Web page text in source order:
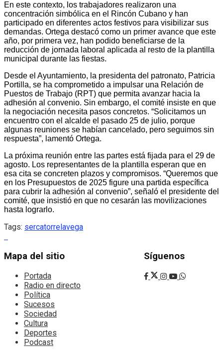
En este contexto, los trabajadores realizaron una
concentración simbólica en el Rincón Cubano y han
participado en diferentes actos festivos para visibilizar sus
demandas. Ortega destacó como un primer avance que este
año, por primera vez, han podido beneficiarse de la
reducción de jornada laboral aplicada al resto de la plantilla
municipal durante las fiestas.
Desde el Ayuntamiento, la presidenta del patronato, Patricia
Portilla, se ha comprometido a impulsar una Relación de
Puestos de Trabajo (RPT) que permita avanzar hacia la
adhesión al convenio. Sin embargo, el comité insiste en que
la negociación necesita pasos concretos. “Solicitamos un
encuentro con el alcalde el pasado 25 de julio, porque
algunas reuniones se habían cancelado, pero seguimos sin
respuesta”, lamentó Ortega.
La próxima reunión entre las partes está fijada para el 29 de
agosto. Los representantes de la plantilla esperan que en
esa cita se concreten plazos y compromisos. “Queremos que
en los Presupuestos de 2025 figure una partida específica
para cubrir la adhesión al convenio”, señaló el presidente del
comité, que insistió en que no cesarán las movilizaciones
hasta lograrlo.
Tags: sercatorrelavega
Mapa del sitio
Portada
Radio en directo
Política
Sucesos
Sociedad
Cultura
Deportes
Podcast
Síguenos